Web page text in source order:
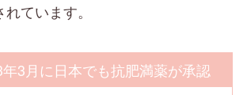
ています。
3月に日本でも抗肥満薬が承認